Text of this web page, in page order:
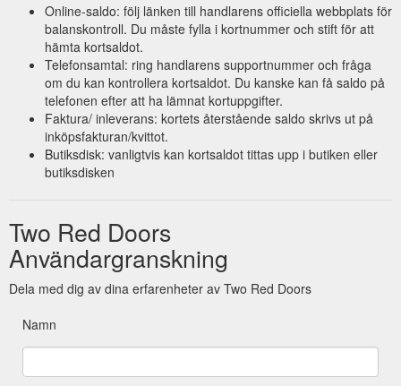
Online-saldo: följ länken till handlarens officiella webbplats för
balanskontroll. Du måste fylla i kortnummer och stift för att
hämta kortsaldot.
Telefonsamtal: ring handlarens supportnummer och fråga
om du kan kontrollera kortsaldot. Du kanske kan få saldo på
telefonen efter att ha lämnat kortuppgifter.
Faktura/ inleverans: kortets återstående saldo skrivs ut på
inköpsfakturan/kvittot.
Butiksdisk: vanligtvis kan kortsaldot tittas upp i butiken eller
butiksdisken
Two Red Doors
Användargranskning
Dela med dig av dina erfarenheter av Two Red Doors
Namn